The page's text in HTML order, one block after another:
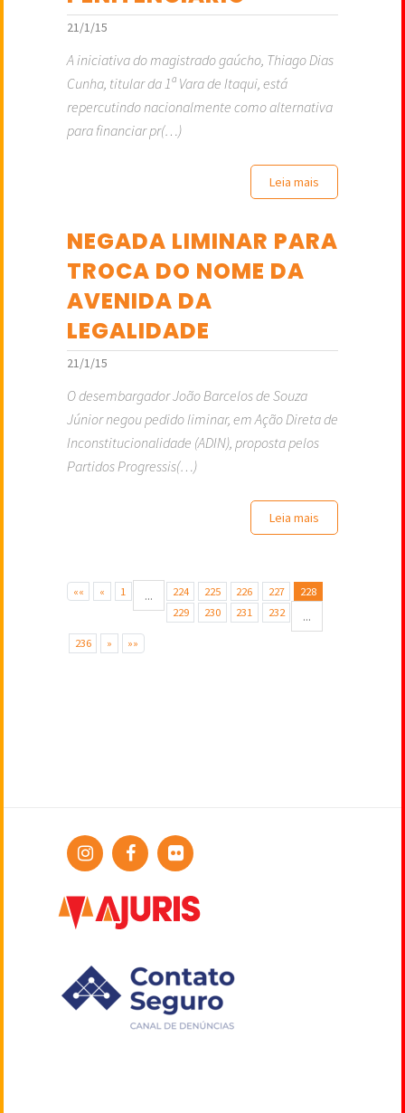
21/1/15
A iniciativa do magistrado gaúcho, Thiago Dias
Cunha, titular da 1ª Vara de Itaqui, está
repercutindo nacionalmente como alternativa
para financiar pr(…)
Leia mais
NEGADA LIMINAR PARA
TROCA DO NOME DA
AVENIDA DA
LEGALIDADE
21/1/15
O desembargador João Barcelos de Souza
Júnior negou pedido liminar, em Ação Direta de
Inconstitucionalidade (ADIN), proposta pelos
Partidos Progressis(…)
Leia mais
«« « 1 ... 224 225 226 227
228
229
230 231 232 ...
236 » »»